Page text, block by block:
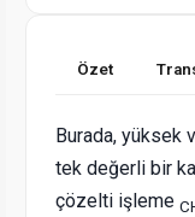
Özet
Burada, yüksek
tek değerli bir
çözelti işleme